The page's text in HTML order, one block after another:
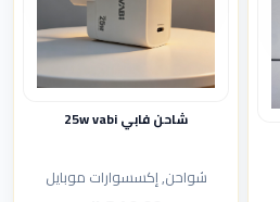
شاحن فابي 25w vabi
شواحن, إكسسوارات موبايل